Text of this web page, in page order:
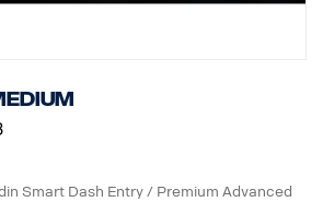
Smart Dash Entry / Premium Advanced